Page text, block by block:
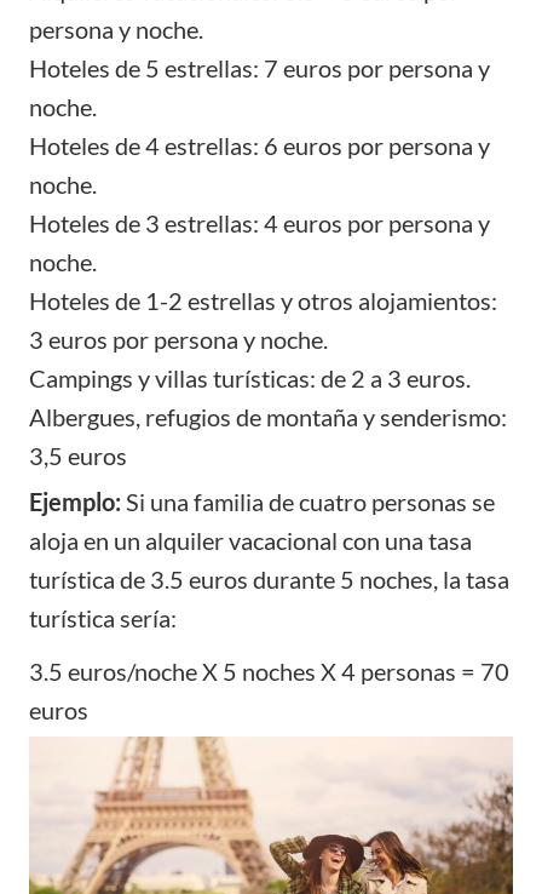
persona y noche.
Hoteles de 5 estrellas: 7 euros por persona y
noche.
Hoteles de 4 estrellas: 6 euros por persona y
noche.
Hoteles de 3 estrellas: 4 euros por persona y
noche.
Hoteles de 1-2 estrellas y otros alojamientos:
3 euros por persona y noche.
Campings y villas turísticas: de 2 a 3 euros.
Albergues, refugios de montaña y senderismo:
3,5 euros
Ejemplo: Si una familia de cuatro personas se
aloja en un alquiler vacacional con una tasa
turística de 3.5 euros durante 5 noches, la tasa
turística sería:
3.5 euros/noche X 5 noches X 4 personas = 70
euros